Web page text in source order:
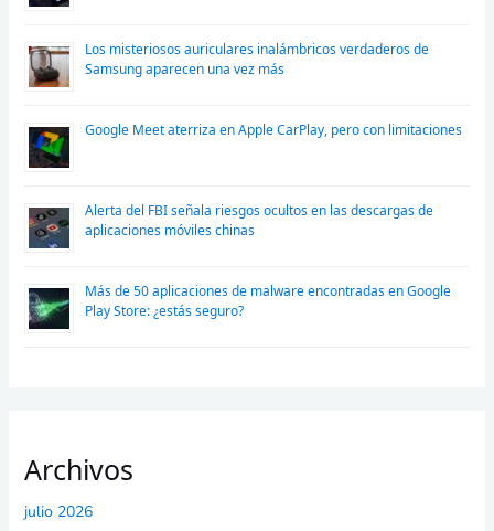
Los misteriosos auriculares inalámbricos verdaderos de
Samsung aparecen una vez más
Google Meet aterriza en Apple CarPlay, pero con limitaciones
Alerta del FBI señala riesgos ocultos en las descargas de
aplicaciones móviles chinas
Más de 50 aplicaciones de malware encontradas en Google
Play Store: ¿estás seguro?
Archivos
julio 2026